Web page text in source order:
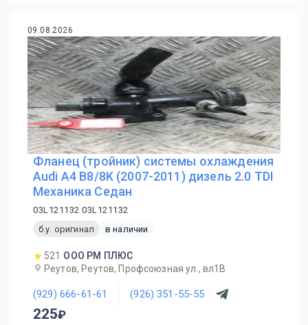
09.08.2026
Фланец (тройник) системы охлаждения
Audi A4 B8/8K (2007-2011) дизель 2.0 TDI
Механика Седан
03L121132 03L121132
б.у. оригинал
в наличии
521 ООО РМ ПЛЮС
Реутов, Реутов, Профсоюзная ул., вл1В
(929) 666-61-61 (926) 351-55-55
225